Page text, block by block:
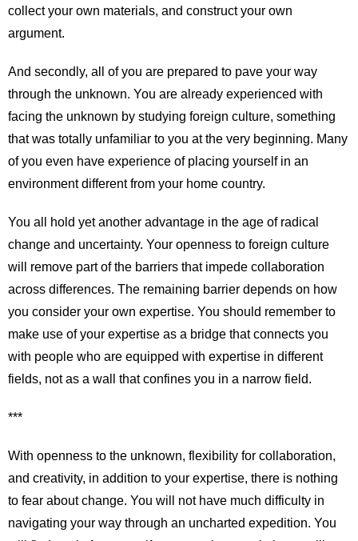
collect your own materials, and construct your own
argument.
And secondly, all of you are prepared to pave your way
through the unknown. You are already experienced with
facing the unknown by studying foreign culture, something
that was totally unfamiliar to you at the very beginning. Many
of you even have experience of placing yourself in an
environment different from your home country.
You all hold yet another advantage in the age of radical
change and uncertainty. Your openness to foreign culture
will remove part of the barriers that impede collaboration
across differences. The remaining barrier depends on how
you consider your own expertise. You should remember to
make use of your expertise as a bridge that connects you
with people who are equipped with expertise in different
fields, not as a wall that confines you in a narrow field.
***
With openness to the unknown, flexibility for collaboration,
and creativity, in addition to your expertise, there is nothing
to fear about change. You will not have much difficulty in
navigating your way through an uncharted expedition. You